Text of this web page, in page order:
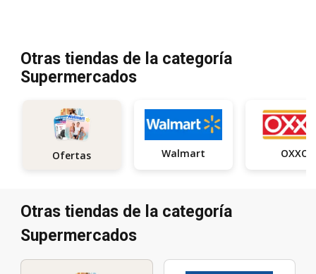
Otras tiendas de la categoría
Supermercados
Ofertas Walmart OXXO
Otras tiendas de la categoría
Supermercados